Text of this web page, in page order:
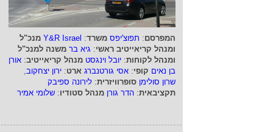
המפרסם: תפוצ'יפס משרד:
Y&R Israel מנכ"ל
ומנהל קריאייטיב ראשי: גיא בר משנה למנכ"ל
ומנהל לקוחות: יובל וינגסט מנהל קריאייטיב: אורן
בן נאים קופי: אסי גורטנברג ארט: ירון יצחקוב,
שרון סולימן סופרוויזרית: לירונה ספיבק
תקציבאית: הדר גורן מנהל סטודיו: שלומי אמיר